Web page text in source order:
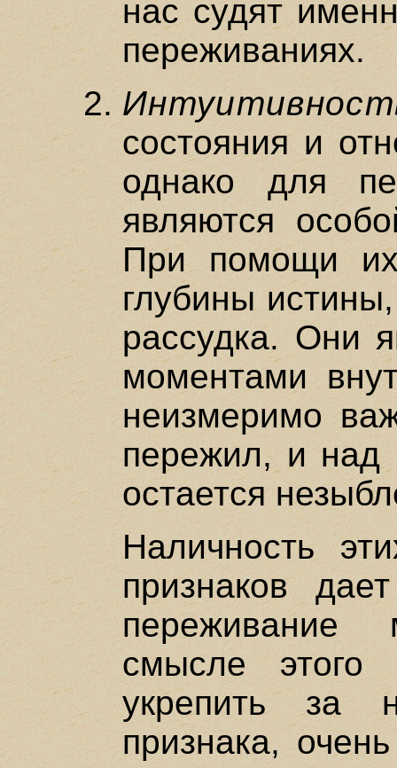
нас судят
переживаниях.
состояния и
однако для
являются
При помощи их
глубины
рассудка. Они
моментами
неизмеримо
пережил, и над
остается
Наличность
признаков
смысле
укрепить за
признака,